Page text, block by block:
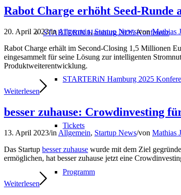
STARTERiN Hamburg 2025 Konferenz
STARTERiN Hamburg 2025
Tickets
Programm
Rabot Charge erhöht Seed-
20. April 2023/inAllgemein,Startup News/vonMathias
Rabot Charge erhält im Second-Closing 1,5 Millionen
eingesammelt für seine Lösung zur intelligenten
Produktweiterentwicklung.
Weiterlesen
besser zuhause: Crowdinvesting
13. April 2023/in Allgemein, Startup News/von Mathias
Das Startup besser zuhause wurde mit dem Ziel
ermöglichen, hat besser zuhause jetzt eine
Weiterlesen